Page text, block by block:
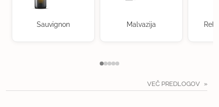
Sauvignon Malvazija
VEČ PREDLOGOV